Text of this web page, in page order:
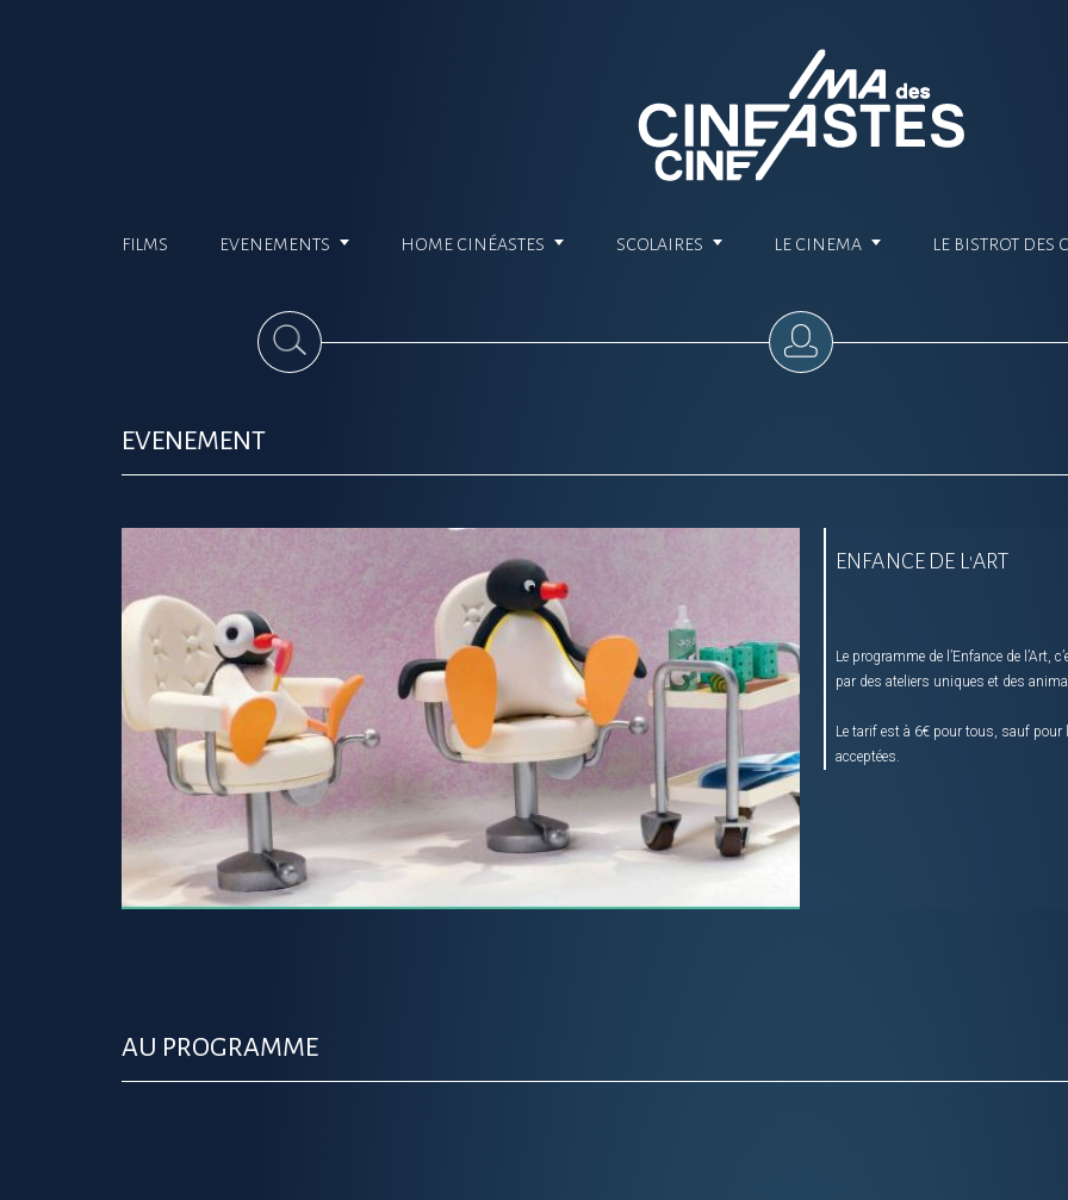
FILMS EVENEMENTS HOME CINÉASTES SCOLAIRES LE CINEMA LE BISTROT DES
EVENEMENT
ENFANCE DE L'ART
Le programme de l’Enfance de
par des ateliers uniques et des
Le tarif est à 6€ pour tous, sauf
acceptées.
AU PROGRAMME